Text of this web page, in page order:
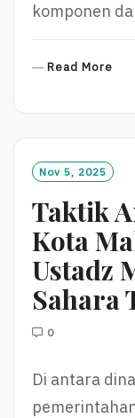
komponen
Read More
O
Nov 5, 2025
Taktik
Kota
Ustadz
Sahara
0
Di antara